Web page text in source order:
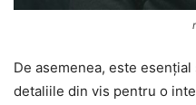
De asemenea, este
detaliile din vis pentru o